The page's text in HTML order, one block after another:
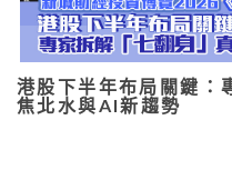
港股下半年布局關鍵：
焦北水與AI新趨勢